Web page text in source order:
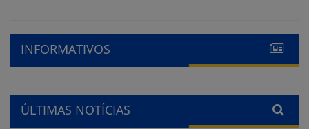
INFORMATIVOS
ÚLTIMAS NOTÍCIAS